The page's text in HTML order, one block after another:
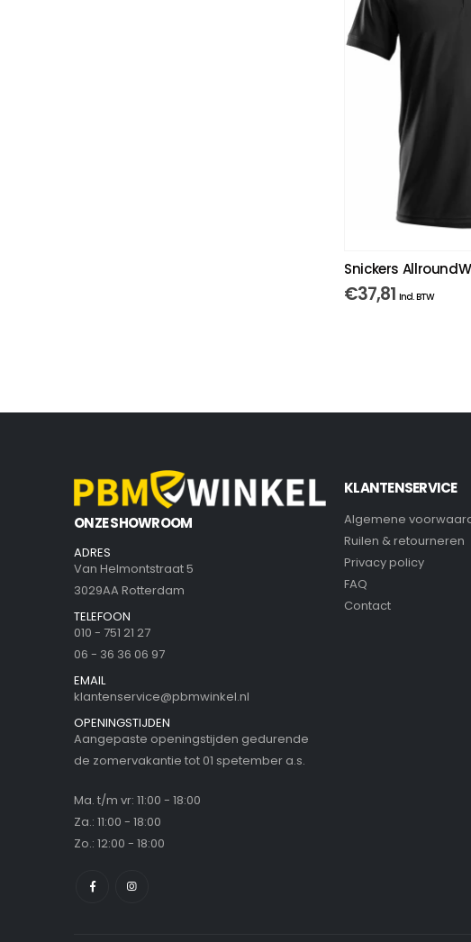
Snickers
€37,81 Incl. BTW
ONZE SHOWROOM
ADRES
Van Helmontstraat 5
3029AA Rotterdam
TELEFOON
010 - 751 21 27
06 - 36 36 06 97
EMAIL
klantenservice@pbmwinkel.nl
OPENINGSTIJDEN
Aangepaste openingstijden gedurende
de zomervakantie tot 01 spetember a.s.
Ma. t/m vr: 11:00 - 18:00
Za.: 11:00 - 18:00
Zo.: 12:00 - 18:00
KLANTENSERVICE
Algemene
Ruilen & retourneren
Privacy policy
FAQ
Contact